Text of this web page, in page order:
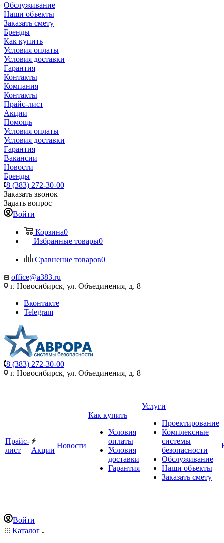
Обслуживание
Наши объекты
Заказать смету
Бренды
Как купить
Условия оплаты
Условия доставки
Гарантия
Контакты
Компания
Контакты
Прайс-лист
Акции
Помощь
Условия оплаты
Условия доставки
Гарантия
Вакансии
Новости
Бренды
8 (383) 272-30-00
Заказать звонок
Задать вопрос
Войти
Корзина0
Избранные товары0
Сравнение товаров0
office@a383.ru
г. Новосибирск, ул. Объединения, д. 8
Вконтакте
Telegram
8 (383) 272-30-00
г. Новосибирск, ул. Объединения, д. 8
Прайс-
лист
Акции
Новости
Как купить
Условия
оплаты
Условия
доставки
Гарантия
Услуги
Проектирование
Комплексные
системы
безопасности
Обслуживание
Наши объекты
Заказать смету
Войти
Каталог